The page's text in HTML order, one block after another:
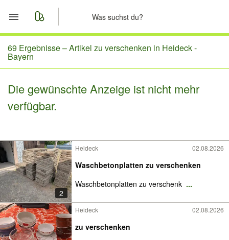
Start
Merkliste
Nachrichten
69 Ergebnisse –Artikel zu verschenken in Heideck -
Bayern
Die gewünschte Anzeige ist nicht mehr
verfügbar.
2
Heideck 02.08.2026
Waschbetonplatten zu verschenken
Waschbetonplatten zu verschenk ...
Heideck 02.08.2026
zu verschenken